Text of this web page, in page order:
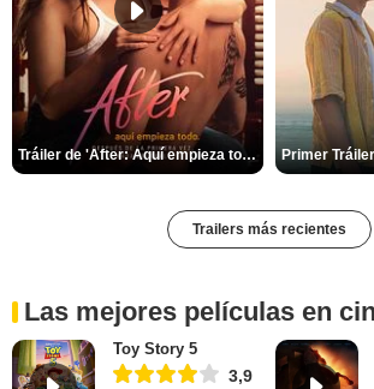
Tráiler de 'After: Aquí empieza todo'
Trailers más recientes
Las mejores películas en
Toy Story 5
3,9